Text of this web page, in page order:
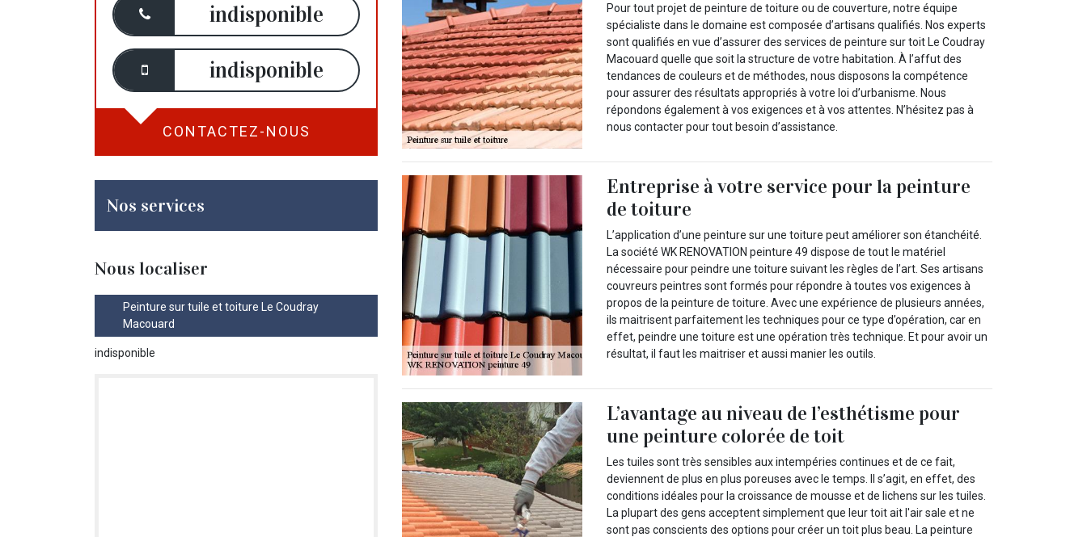
indisponible
indisponible
CONTACTEZ-NOUS
Nos services
Nous localiser
Peinture sur tuile et toiture Le Coudray
Macouard
indisponible
Pour tout projet de peinture de toiture ou de couverture, notre équipe
spécialiste dans le domaine est composée d’artisans qualifiés. Nos experts
sont qualifiés en vue d’assurer des services de peinture sur toit Le Coudray
Macouard quelle que soit la structure de votre habitation. À l’affut des
tendances de couleurs et de méthodes, nous disposons la compétence
pour assurer des résultats appropriés à votre loi d’urbanisme. Nous
répondons également à vos exigences et à vos attentes. N’hésitez pas à
nous contacter pour tout besoin d’assistance.
Entreprise à votre service pour la peinture
de toiture
L’application d’une peinture sur une toiture peut améliorer son étanchéité.
La société WK RENOVATION peinture 49 dispose de tout le matériel
nécessaire pour peindre une toiture suivant les règles de l’art. Ses artisans
couvreurs peintres sont formés pour répondre à toutes vos exigences à
propos de la peinture de toiture. Avec une expérience de plusieurs années,
ils maitrisent parfaitement les techniques pour ce type d’opération, car en
effet, peindre une toiture est une opération très technique. Et pour avoir un
résultat, il faut les maitriser et aussi manier les outils.
L’avantage au niveau de l’esthétisme pour
une peinture colorée de toit
Les tuiles sont très sensibles aux intempéries continues et de ce fait,
deviennent de plus en plus poreuses avec le temps. Il s’agit, en effet, des
conditions idéales pour la croissance de mousse et de lichens sur les tuiles.
La plupart des gens acceptent simplement que leur toit ait l'air sale et ne
sont pas conscients des options pour créer un toit plus beau. La peinture